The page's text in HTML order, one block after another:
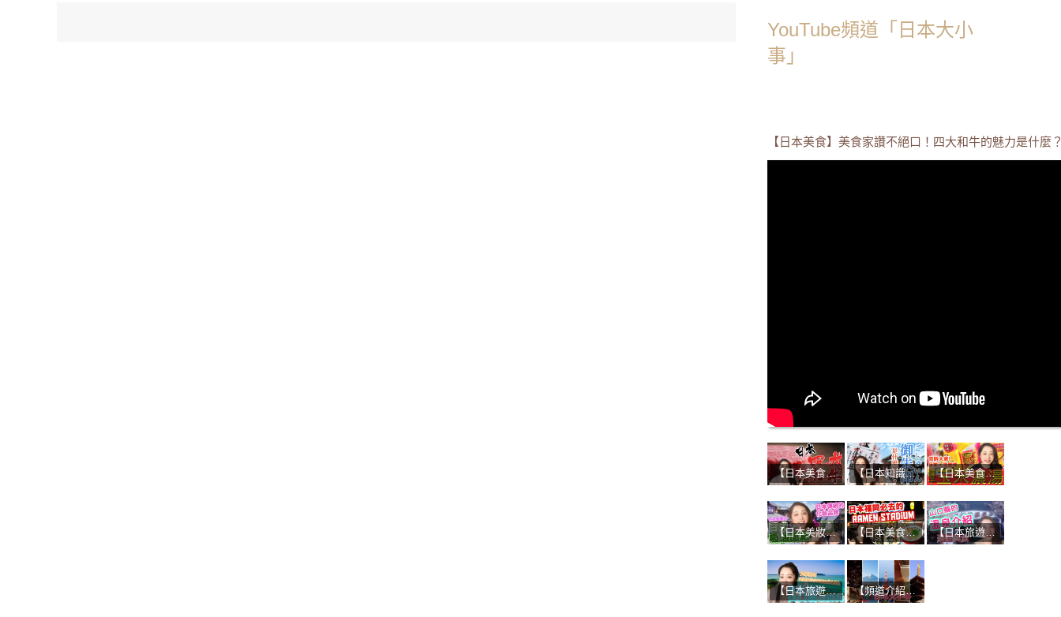
YouTube頻道「日本大小
事」
【日本美食】美食家讚不絕口！四大和牛的魅力是什麼
【日本美食】美食家讚不絕口！四大和牛的魅力是什麼？ 【日本知識】參拜神社與寺廟必備！受到日本人喜愛的紀念品！！ 【日本美食】不吃絕對後悔！日本販賣機&便利商店的獨特熱食！
【日本美妝】日本人的美肌秘訣！京都必買化妝品：優佳雅 YOJIYA！！ 【日本美食】當地人大推的博多拉麵！濃厚豚骨湯頭+手工麵的無敵組合 【日本旅遊】山口縣第二彈-超讚溫泉之旅！
【日本旅遊】來自山口縣的SASA！推薦日本的吃喝玩樂 【頻道介紹】初次見面！日本大小事YouTube頻道開始了